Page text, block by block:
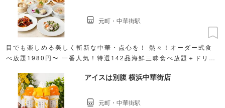
目でも楽しめる美しく斬新な中華・点心を！ 熱々！オーダー式食
べ放題1980円〜 一番人気！特選142品海鮮三昧食べ放題＋ドリン
元町・中華街駅
アイスは別腹 横浜中華街店
元町・中華街駅